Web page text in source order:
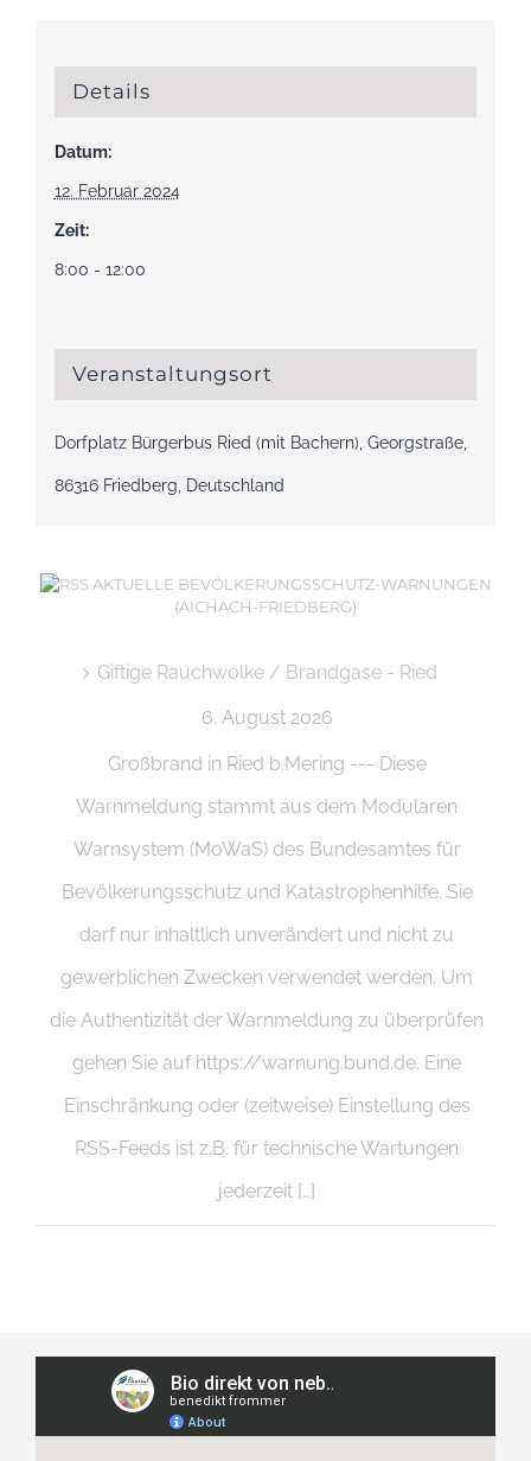
Details
Datum:
12. Februar 2024
Zeit:
8:00 - 12:00
Veranstaltungsort
Dorfplatz Bürgerbus Ried (mit Bachern), Georgstraße,
86316 Friedberg, Deutschland
AKTUELLE BEVÖLKERUNGSSCHUTZ-WARNUNGEN
(AICHACH-FRIEDBERG)
Giftige Rauchwolke / Brandgase - Ried
6. August 2026
Großbrand in Ried b.Mering --- Diese
Warnmeldung stammt aus dem Modularen
Warnsystem (MoWaS) des Bundesamtes für
Bevölkerungsschutz und Katastrophenhilfe. Sie
darf nur inhaltlich unverändert und nicht zu
gewerblichen Zwecken verwendet werden. Um
die Authentizität der Warnmeldung zu überprüfen
gehen Sie auf https://warnung.bund.de. Eine
Einschränkung oder (zeitweise) Einstellung des
RSS-Feeds ist z.B. für technische Wartungen
jederzeit […]